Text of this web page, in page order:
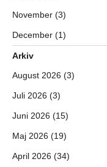
November (3)
December (1)
Arkiv
August 2026 (3)
Juli 2026 (3)
Juni 2026 (15)
Maj 2026 (19)
April 2026 (34)